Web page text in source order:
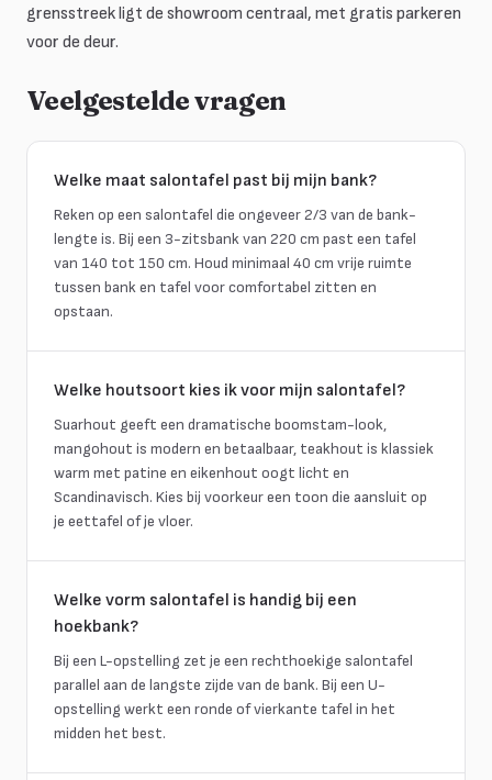
grensstreek ligt de showroom centraal, met gratis parkeren
voor de deur.
Veelgestelde vragen
Welke maat salontafel past bij mijn bank?
Reken op een salontafel die ongeveer 2/3 van de bank-
lengte is. Bij een 3-zitsbank van 220 cm past een tafel
van 140 tot 150 cm. Houd minimaal 40 cm vrije ruimte
tussen bank en tafel voor comfortabel zitten en
opstaan.
Welke houtsoort kies ik voor mijn salontafel?
Suarhout geeft een dramatische boomstam-look,
mangohout is modern en betaalbaar, teakhout is klassiek
warm met patine en eikenhout oogt licht en
Scandinavisch. Kies bij voorkeur een toon die aansluit op
je eettafel of je vloer.
Welke vorm salontafel is handig bij een
hoekbank?
Bij een L-opstelling zet je een rechthoekige salontafel
parallel aan de langste zijde van de bank. Bij een U-
opstelling werkt een ronde of vierkante tafel in het
midden het best.